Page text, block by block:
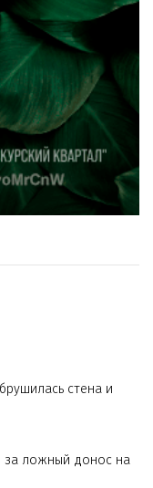
стена и
за ложный донос на